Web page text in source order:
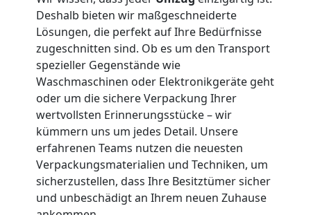
Deshalb bieten wir maßgeschneiderte
Lösungen, die perfekt auf Ihre Bedürfnisse
zugeschnitten sind. Ob es um den Transport
spezieller Gegenstände wie
Waschmaschinen oder Elektronikgeräte geht
oder um die sichere Verpackung Ihrer
wertvollsten Erinnerungsstücke – wir
kümmern uns um jedes Detail. Unsere
erfahrenen Teams nutzen die neuesten
Verpackungsmaterialien und Techniken, um
sicherzustellen, dass Ihre Besitztümer sicher
und unbeschädigt an Ihrem neuen Zuhause
Mann
LKW
Möbellift
Wolfsberg